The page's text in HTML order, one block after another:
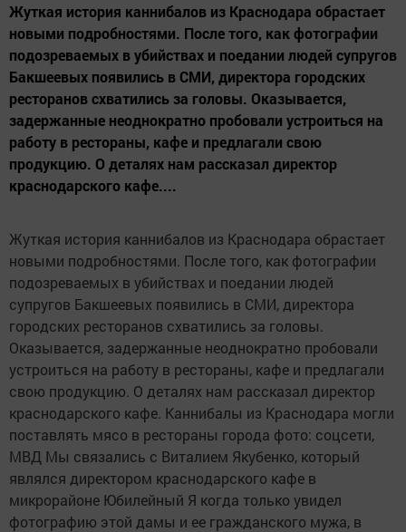
Жуткая история каннибалов из Краснодара обрастает
новыми подробностями. После того, как фотографии
подозреваемых в убийствах и поедании людей супругов
Бакшеевых появились в СМИ, директора городских
ресторанов схватились за головы. Оказывается,
задержанные неоднократно пробовали устроиться на
работу в рестораны, кафе и предлагали свою
продукцию. О деталях нам рассказал директор
краснодарского кафе....
Жуткая история каннибалов из Краснодара обрастает
новыми подробностями. После того, как фотографии
подозреваемых в убийствах и поедании людей
супругов Бакшеевых появились в СМИ, директора
городских ресторанов схватились за головы.
Оказывается, задержанные неоднократно пробовали
устроиться на работу в рестораны, кафе и предлагали
свою продукцию. О деталях нам рассказал директор
краснодарского кафе. Каннибалы из Краснодара могли
поставлять мясо в рестораны города фото: соцсети,
МВД Мы связались с Виталием Якубенко, который
являлся директором краснодарского кафе в
микрорайоне Юбилейный Я когда только увидел
фотографию этой дамы и ее гражданского мужа, в